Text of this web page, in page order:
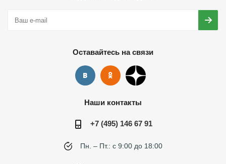
Оставайтесь на связи
Наши контакты
+7 (495) 146 67 91
Пн. – Пт.: с 9:00 до 18:00